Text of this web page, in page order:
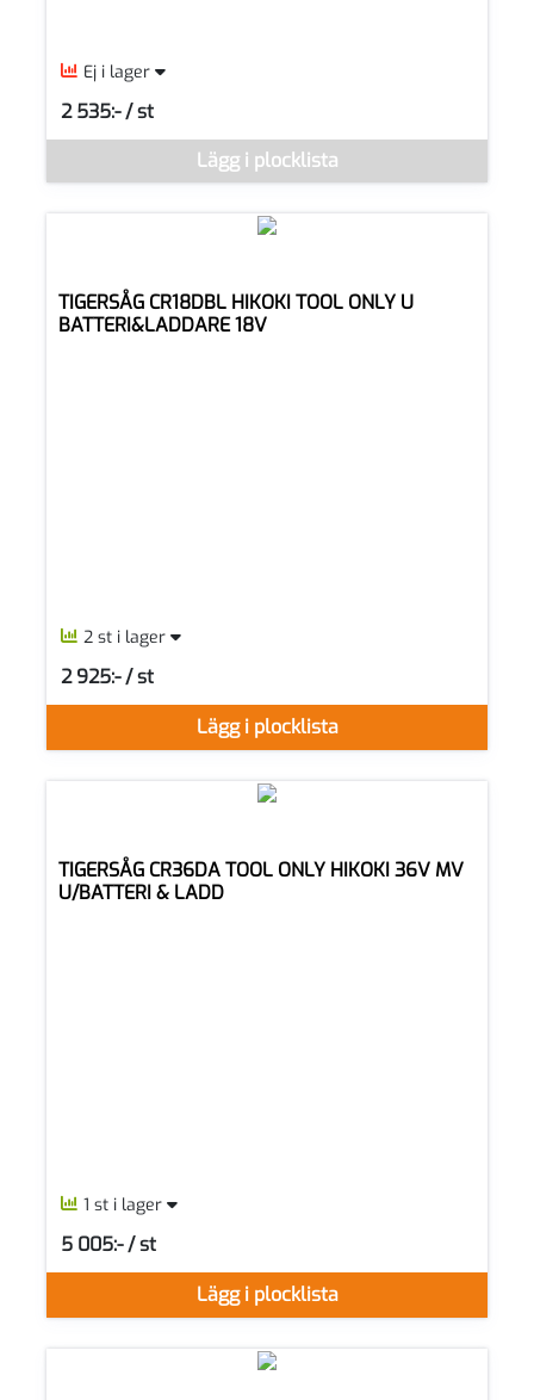
Ej i lager
Denna vara går inte att beställa via webben just nu, vänligen
Lägg i plocklista
2 535:- / st
SEK per ST
TIGERSÅG CR18DBL HIKOKI TOOL ONLY U
BATTERI&LADDARE 18V
2 st i lager
Lägg i plocklista
2 925:- / st
SEK per ST
TIGERSÅG CR36DA TOOL ONLY HIKOKI 36V MV
U/BATTERI & LADD
1 st i lager
Lägg i plocklista
5 005:- / st
SEK per ST